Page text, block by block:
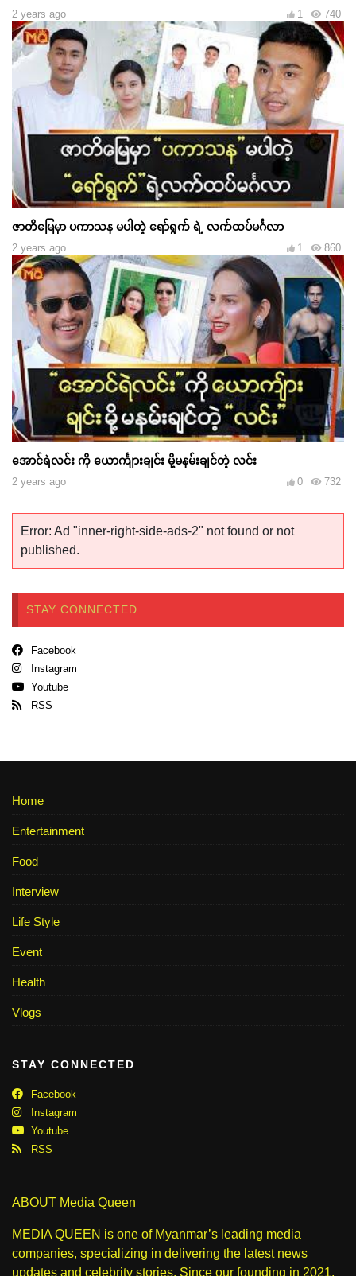
2 years ago 740
1
ဇာတိမြေမှာ ပကာသန မပါတဲ့ ရော်ရွက် ရဲ့ လက်ထပ်မင်္ဂလာ
2 years ago 860
1
အောင်ရဲလင်း ကို ယောင်္ကျားချင်း မို့မနမ်းချင်တဲ့ လင်း
2 years ago 732
0
Error: Ad "inner-right-side-ads-2" not found or not
published.
STAY CONNECTED
Facebook
Instagram
Youtube
RSS
Home
Entertainment
Food
Interview
Life Style
Event
Health
Vlogs
STAY CONNECTED
Facebook
Instagram
Youtube
RSS
ABOUT Media Queen
MEDIA QUEEN is one of Myanmar’s leading media
companies, specializing in delivering the latest news
updates and celebrity stories. Since our founding in 2021,